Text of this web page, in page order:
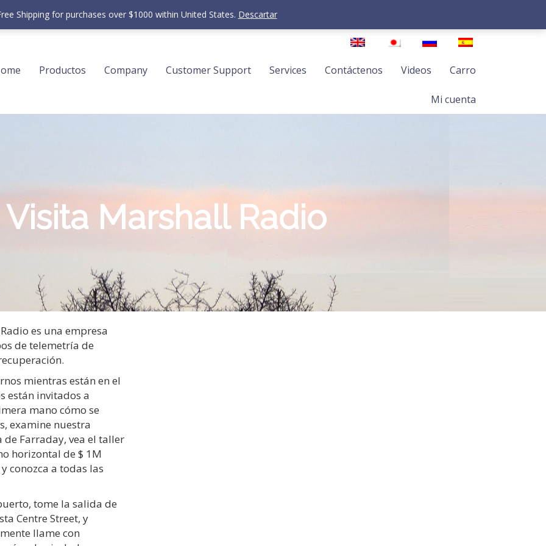
Productos Company Customer Support Services Contáctenos Videos Carro
Mi cuenta
Visita Marshall Radio
es una empresa
de telemetría de
mientras están en el
están invitados a
mano cómo se
examine nuestra
Farraday, vea el taller
horizontal de $ 1M
conozca a todas las
tome la salida de
Centre Street, y
llame con
Shipping for purchases over $1000 within United States. Descartar